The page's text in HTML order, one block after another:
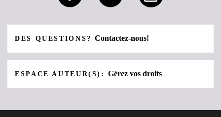
DES QUESTIONS?Contactez-nous!
ESPACE AUTEUR(S):Gérez vos droits